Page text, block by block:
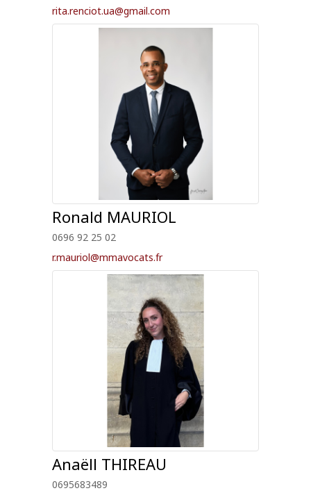
rita.renciot.ua@gmail.com
Ronald MAURIOL
0696 92 25 02
r.mauriol@mmavocats.fr
Anaëll THIREAU
0695683489